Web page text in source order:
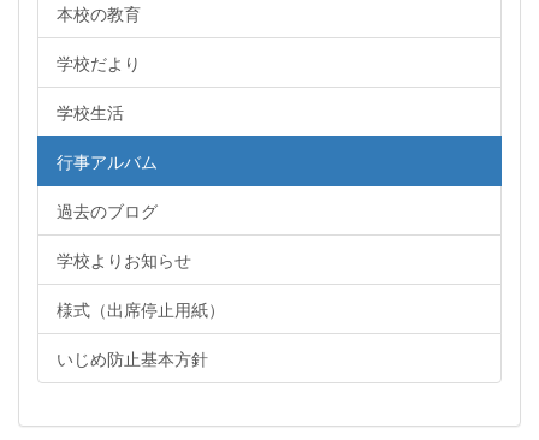
本校の教育
学校だより
学校生活
行事アルバム
過去のブログ
学校よりお知らせ
様式（出席停止用紙）
いじめ防止基本方針